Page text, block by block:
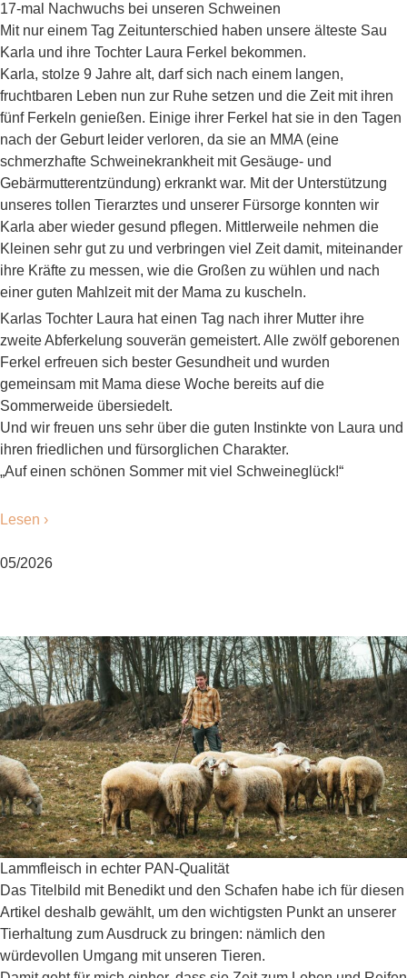
17-mal Nachwuchs bei unseren Schweinen
Mit nur einem Tag Zeitunterschied haben unsere älteste Sau
Karla und ihre Tochter Laura Ferkel bekommen.
Karla, stolze 9 Jahre alt, darf sich nach einem langen,
fruchtbaren Leben nun zur Ruhe setzen und die Zeit mit ihren
fünf Ferkeln genießen. Einige ihrer Ferkel hat sie in den Tagen
nach der Geburt leider verloren, da sie an MMA (eine
schmerzhafte Schweinekrankheit mit Gesäuge- und
Gebärmutterentzündung) erkrankt war. Mit der Unterstützung
unseres tollen Tierarztes und unserer Fürsorge konnten wir
Karla aber wieder gesund pflegen. Mittlerweile nehmen die
Kleinen sehr gut zu und verbringen viel Zeit damit, miteinander
ihre Kräfte zu messen, wie die Großen zu wühlen und nach
einer guten Mahlzeit mit der Mama zu kuscheln.
Karlas Tochter Laura hat einen Tag nach ihrer Mutter ihre
zweite Abferkelung souverän gemeistert. Alle zwölf geborenen
Ferkel erfreuen sich bester Gesundheit und wurden
gemeinsam mit Mama diese Woche bereits auf die
Sommerweide übersiedelt.
Und wir freuen uns sehr über die guten Instinkte von Laura und
ihren friedlichen und fürsorglichen Charakter.
„Auf einen schönen Sommer mit viel Schweineglück!“
Lesen ›
05/2026
Lammfleisch in echter PAN-Qualität
Das Titelbild mit Benedikt und den Schafen habe ich für diesen
Artikel deshalb gewählt, um den wichtigsten Punkt an unserer
Tierhaltung zum Ausdruck zu bringen: nämlich den
würdevollen Umgang mit unseren Tieren.